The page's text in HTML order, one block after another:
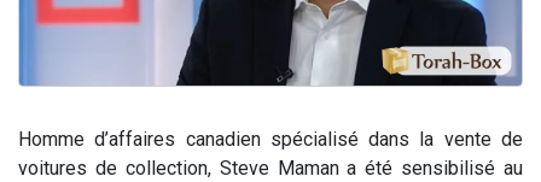
Homme d’affaires canadien spécialisé dans la vente de
voitures de collection, Steve Maman a été sensibilisé au